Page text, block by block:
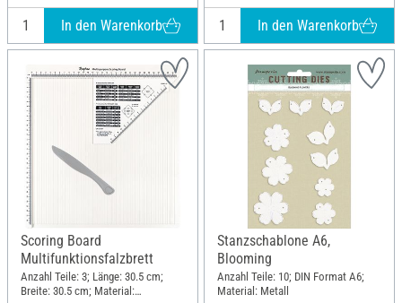
In den Warenkorb In den Warenkorb
Scoring Board
Multifunktionsfalzbrett
Anzahl Teile: 3; Länge: 30.5 cm;
Breite: 30.5 cm; Material:
Stanzschablone A6,
Blooming
Anzahl Teile: 10; DIN Format A6;
Material: Metall